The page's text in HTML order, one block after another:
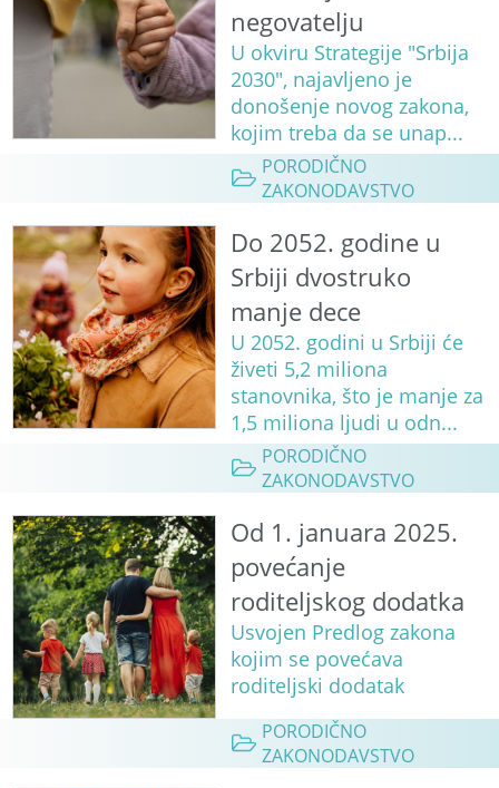
negovatelju
U okviru Strategije "Srbija
2030", najavljeno je
donošenje novog zakona,
kojim treba da se unap...
PORODIČNO
ZAKONODAVSTVO
Do 2052. godine u
Srbiji dvostruko
manje dece
U 2052. godini u Srbiji će
živeti 5,2 miliona
stanovnika, što je manje za
1,5 miliona ljudi u odn...
PORODIČNO
ZAKONODAVSTVO
Od 1. januara 2025.
povećanje
roditeljskog dodatka
Usvojen Predlog zakona
kojim se povećava
roditeljski dodatak
PORODIČNO
ZAKONODAVSTVO